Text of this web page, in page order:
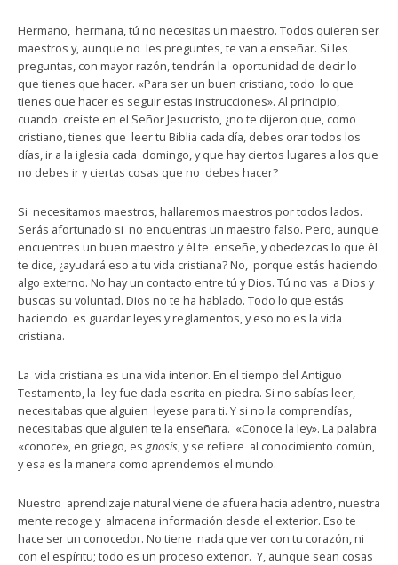
Hermano, hermana, tú no necesitas un maestro. Todos quieren ser
maestros y, aunque no les preguntes, te van a enseñar. Si les
preguntas, con mayor razón, tendrán la oportunidad de decir lo
que tienes que hacer. «Para ser un buen cristiano, todo lo que
tienes que hacer es seguir estas instrucciones». Al principio,
cuando creíste en el Señor Jesucristo, ¿no te dijeron que, como
cristiano, tienes que leer tu Biblia cada día, debes orar todos los
días, ir a la iglesia cada domingo, y que hay ciertos lugares a los que
no debes ir y ciertas cosas que no debes hacer?
Si necesitamos maestros, hallaremos maestros por todos lados.
Serás afortunado si no encuentras un maestro falso. Pero, aunque
encuentres un buen maestro y él te enseñe, y obedezcas lo que él
te dice, ¿ayudará eso a tu vida cristiana? No, porque estás haciendo
algo externo. No hay un contacto entre tú y Dios. Tú no vas a Dios y
buscas su voluntad. Dios no te ha hablado. Todo lo que estás
haciendo es guardar leyes y reglamentos, y eso no es la vida
cristiana.
La vida cristiana es una vida interior. En el tiempo del Antiguo
Testamento, la ley fue dada escrita en piedra. Si no sabías leer,
necesitabas que alguien leyese para ti. Y si no la comprendías,
necesitabas que alguien te la enseñara. «Conoce la ley». La palabra
«conoce», en griego, es gnosis, y se refiere al conocimiento común,
y esa es la manera como aprendemos el mundo.
Nuestro aprendizaje natural viene de afuera hacia adentro, nuestra
mente recoge y almacena información desde el exterior. Eso te
hace ser un conocedor. No tiene nada que ver con tu corazón, ni
con el espíritu; todo es un proceso exterior. Y, aunque sean cosas